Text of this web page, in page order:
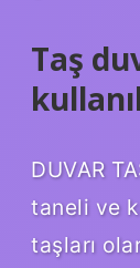
Taş
DUVAR
taneli ve
taşları